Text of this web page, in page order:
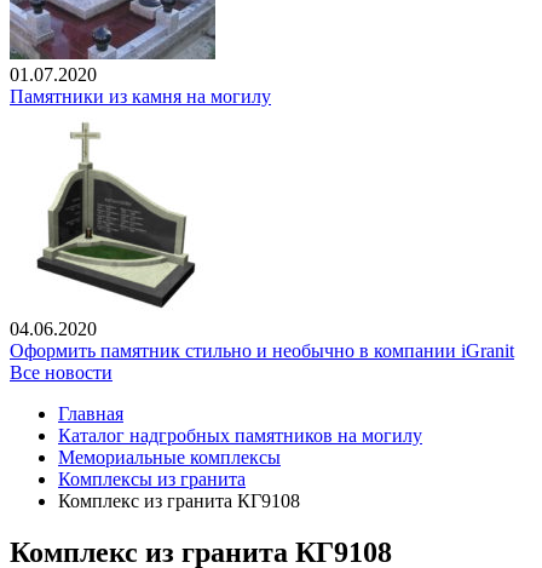
01.07.2020
Памятники из камня на могилу
04.06.2020
Оформить памятник стильно и необычно в компании iGranit
Все новости
Главная
Каталог надгробных памятников на могилу
Мемориальные комплексы
Комплексы из гранита
Комплекс из гранита КГ9108
Комплекс из гранита КГ9108